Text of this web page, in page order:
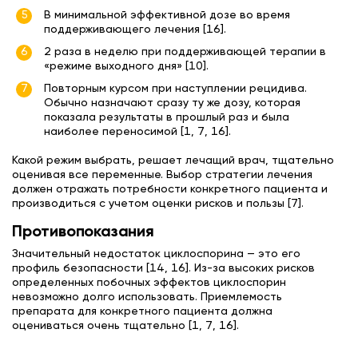
В минимальной эффективной дозе во время
поддерживающего лечения [16].
2 раза в неделю при поддерживающей терапии в
«режиме выходного дня» [10].
Повторным курсом при наступлении рецидива.
Обычно назначают сразу ту же дозу, которая
показала результаты в прошлый раз и была
наиболее переносимой [1, 7, 16].
Какой режим выбрать, решает лечащий врач, тщательно
оценивая все переменные. Выбор стратегии лечения
должен отражать потребности конкретного пациента и
производиться с учетом оценки рисков и пользы [7].
Противопоказания
Значительный недостаток циклоспорина — это его
профиль безопасности [14, 16]. Из-за высоких рисков
определенных побочных эффектов циклоспорин
невозможно долго использовать. Приемлемость
препарата для конкретного пациента должна
оцениваться очень тщательно [1, 7, 16].